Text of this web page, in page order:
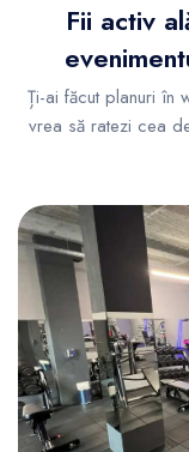
Fii activ
Ți-ai făcut planuri în
vrea să ratezi cea